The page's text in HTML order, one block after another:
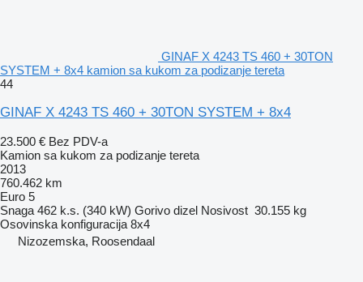
GINAF X 4243 TS 460 + 30TON
SYSTEM + 8x4 kamion sa kukom za podizanje tereta
44
GINAF X 4243 TS 460 + 30TON SYSTEM + 8x4
23.500 € Bez PDV-a
Kamion sa kukom za podizanje tereta
2013
760.462 km
Euro 5
Snaga 462 k.s. (340 kW) Gorivo dizel Nosivost 30.155 kg
Osovinska konfiguracija 8x4
Nizozemska, Roosendaal